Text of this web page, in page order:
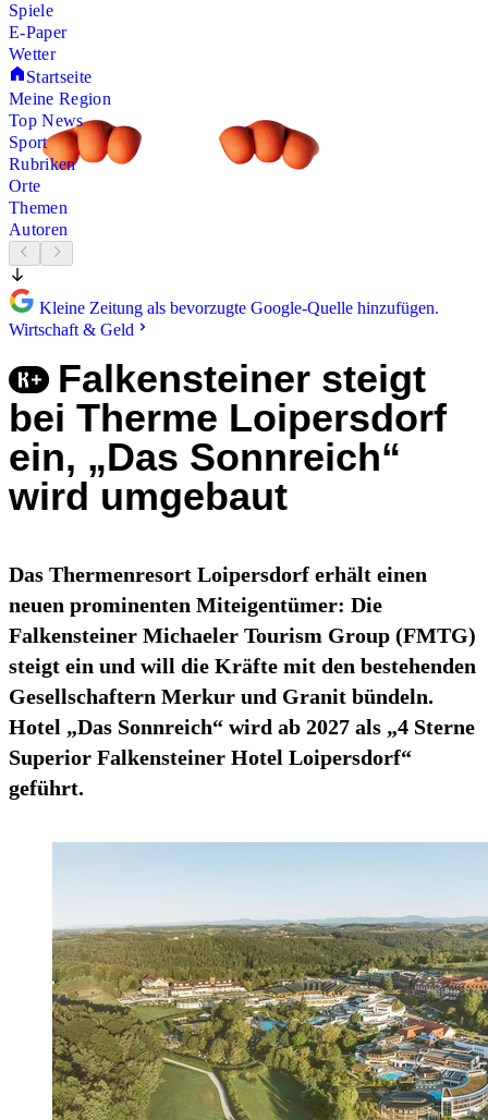
Spiele
E-Paper
Wetter
Startseite
Meine Region
Top News
Sport
Rubriken
Orte
Themen
Autoren
Kleine Zeitung als bevorzugte Google-Quelle hinzufügen.
Wirtschaft & Geld
Falkensteiner steigt
bei Therme Loipersdorf
ein, „Das Sonnreich“
wird umgebaut
Das Thermenresort Loipersdorf erhält einen
neuen prominenten Miteigentümer: Die
Falkensteiner Michaeler Tourism Group (FMTG)
steigt ein und will die Kräfte mit den bestehenden
Gesellschaftern Merkur und Granit bündeln.
Hotel „Das Sonnreich“ wird ab 2027 als „4 Sterne
Superior Falkensteiner Hotel Loipersdorf“
geführt.